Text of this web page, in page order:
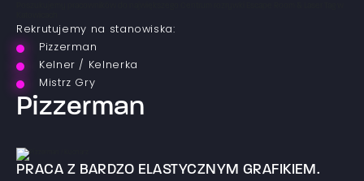
Rekrutujemy na stanowiska:
Pizzerman
Kelner / Kelnerka
Mistrz Gry
Pizzerman
PRACA Z BARDZO ELASTYCZNYM GRAFIKIEM.